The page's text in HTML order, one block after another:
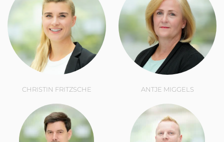
CHRISTIN FRITZSCHE ANTJE MIGGELS